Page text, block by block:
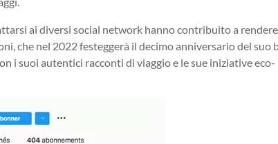
ai diversi social network hanno contribuito a rendere
che nel 2022 festeggerà il decimo anniversario del suo
i suoi autentici racconti di viaggio e le sue iniziative eco-